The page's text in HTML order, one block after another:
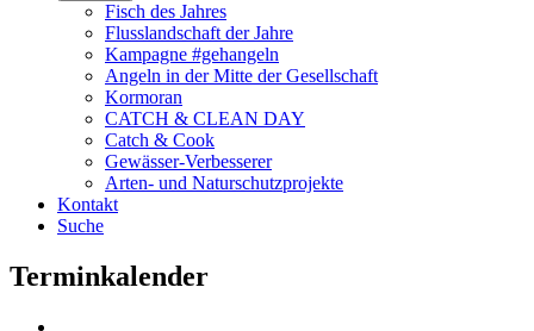
Fisch des Jahres
Flusslandschaft der Jahre
Kampagne #gehangeln
Angeln in der Mitte der Gesellschaft
Kormoran
CATCH & CLEAN DAY
Catch & Cook
Gewässer-Verbesserer
Arten- und Naturschutzprojekte
Kontakt
Suche
Terminkalender